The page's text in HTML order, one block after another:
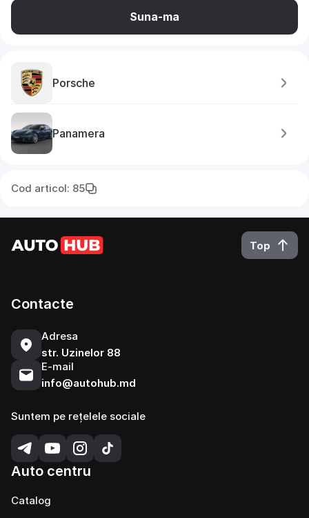
Suna-ma
Porsche
Panamera
Cod articol: 85
Top
Contacte
Adresa
str. Uzinelor 88
E-mail
info@autohub.md
Suntem pe rețelele sociale
Auto centru
Catalog